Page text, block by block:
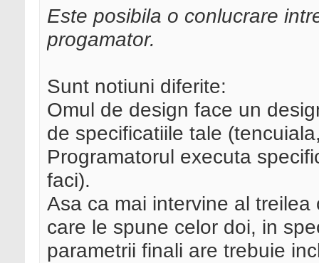
Este posibila o conlucrare
progamator.
Sunt notiuni diferite:
Omul de design face un
de specificatiile tale
Programatorul executa
faci).
Asa ca mai intervine al
care le spune celor doi, in
parametrii finali are trebuie